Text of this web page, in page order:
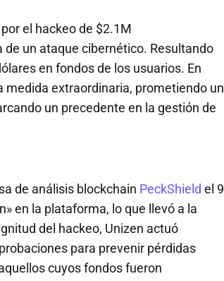
el hackeo de $2.1M
de un ataque cibernético. Resultando
en fondos de los usuarios. En
medida extraordinaria, prometiendo un
un precedente en la gestión de
de análisis blockchain PeckShield el 9
en la plataforma, lo que llevó a la
del hackeo, Unizen actuó
para prevenir pérdidas
cuyos fondos fueron